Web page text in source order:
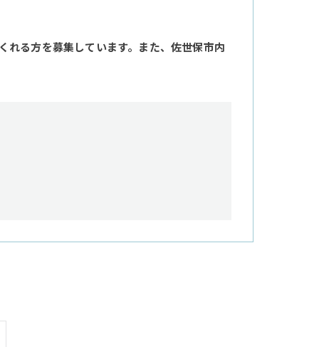
れる方を募集しています。また、佐世保市内